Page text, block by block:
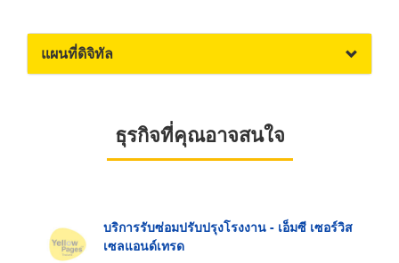
แผนที่ดิจิทัล
ธุรกิจที่คุณอาจสนใจ
บริการรับซ่อมปรับปรุงโรงงาน - เอ็มซี เซอร์วิส
เซลแอนด์เทรด